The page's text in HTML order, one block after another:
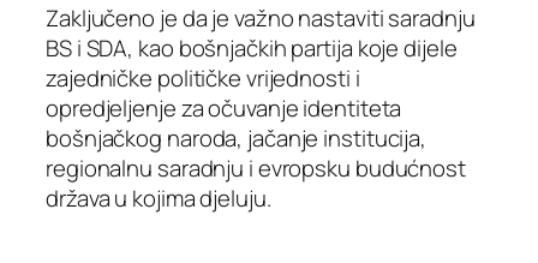
Zaključeno je da je važno nastaviti saradnju
BS i SDA, kao bošnjačkih partija koje dijele
zajedničke političke vrijednosti i
opredjeljenje za očuvanje identiteta
bošnjačkog naroda, jačanje institucija,
regionalnu saradnju i evropsku budućnost
država u kojima djeluju.